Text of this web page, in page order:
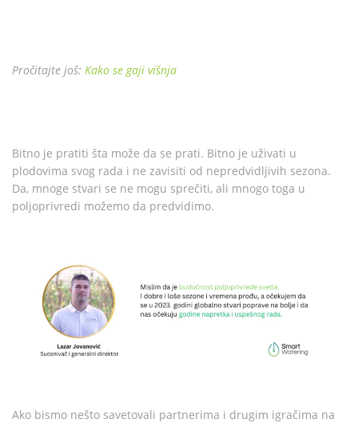
Pročitajte još: Kako se gaji višnja
Bitno je pratiti šta može da se prati. Bitno je uživati u
plodovima svog rada i ne zavisiti od nepredvidljivih sezona.
Da, mnoge stvari se ne mogu sprečiti, ali mnogo toga u
poljoprivredi možemo da predvidimo.
Ako bismo nešto savetovali partnerima i drugim igračima na